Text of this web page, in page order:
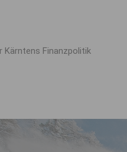
Kärntens Finanzpolitik